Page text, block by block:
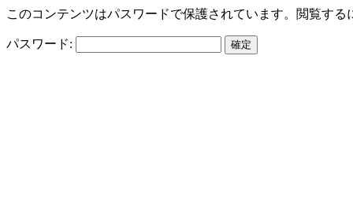
このコンテンツはパスワードで保護されています。閲覧す
パスワード: